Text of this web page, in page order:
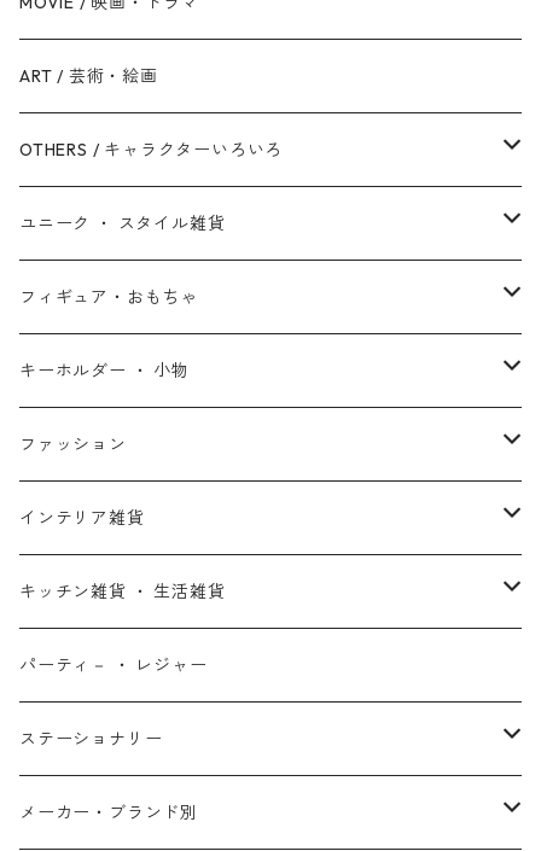
スターウォーズ・シリーズ
シークエル・トリロジー
アンソロジー・シリーズ
スターウォーズ・アニメ
スターウォーズ・コラボ
ブラック・ウィドウ
ブラックパンサー
キャプテン・マーベル
ドクター・ストレンジ
ガーディアンズ・オブ・ギャラクシー
アントマン
X-MEN
デッド・プール
ファンタスティック・フォー
ゴーストライダー
パニッシャー
リトル・マーメイド
白雪姫
アラジン
塔の上のラプンツェル
アナと雪の女王
プリンセスと魔法のキス
ムーラン
ズートピア
モアナと伝説の海
ライオンキング
バンビ
アーロと少年
ピクサー
スーパーマン
ザ・フラッシュ
ワンダーウーマン
ジョーカー
ハーレイ・クイン
ART / 芸術・絵画
OTHERS / キャラクターいろいろ
ザ・マペッツ
ひつじのショーン
ピーナッツ / スヌーピー
ミッフィー
セサミストリート
ルーニー・テューンズ
ベアブリック
ワンピース
ドラゴンボール
ユニーク ・ スタイル雑貨
北欧・ヨーロッパ雑貨
アメリカン雑貨
ホームパーティー・バーベキュー雑貨
アクセサリー
フィギュア・おもちゃ
スタチュー ・ フィギュア
ぬいぐるみ ・ プラッシュドール
コインバンク ・ 貯金箱
おもちゃ・パズル
コミック・絵本
キーホルダー ・ 小物
ステッカー ・ シール
ストラップ
キーホルダー
ワッペン
マスコット
ピンズ ・ ピンバッジ
ファッション
ウェア
ポーチ ・ バッグ
財布 ・ ウォレット
アクセサリー
ネックレス
スニーカー ・ ソックス
インテリア雑貨
ウォールアート
ポスター ・ デコレーション
ファブリック
キャンドル・ライト
キッチン雑貨 ・ 生活雑貨
キッチングッズ
マグカップ ・ グラス ・ タンブラー
お皿 ・ プレート ・ ボウル
生活雑貨
ドアマット
パーティ－ ・ レジャー
ステーショナリー
シャープペン・ボールペン
メーカー・ブランド別